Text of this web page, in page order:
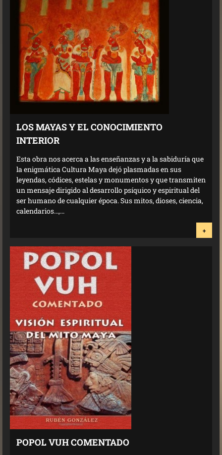
LOS MAYAS Y EL CONOCIMIENTO
INTERIOR
Esta obra nos acerca a las enseñanzas y a la sabiduría que
la enigmática Cultura Maya dejó plasmadas en sus
leyendas, códices, estelas y monumentos y que transmiten
un mensaje dirigido al desarrollo psíquico y espiritual del
ser humano de cualquier época. Sus mitos, dioses, ciencia,
calendarios...,...
+
POPOL VUH COMENTADO